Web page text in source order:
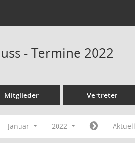
- Termine 2022
Mitglieder Vertreter
Januar 2022 Aktuell